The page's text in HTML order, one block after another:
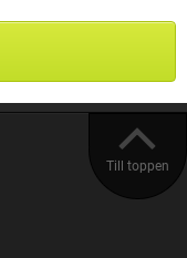
Till toppen